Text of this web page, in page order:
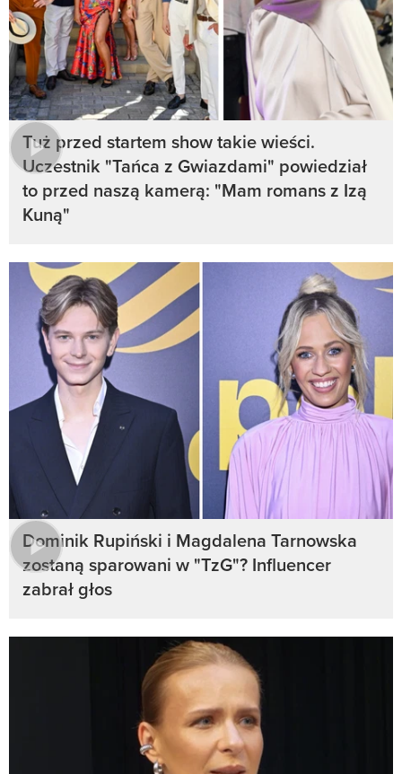
Tuż przed startem show takie wieści.
Uczestnik "Tańca z Gwiazdami" powiedział
to przed naszą kamerą: "Mam romans z Izą
Kuną"
Dominik Rupiński i Magdalena Tarnowska
zostaną sparowani w "TzG"? Influencer
zabrał głos